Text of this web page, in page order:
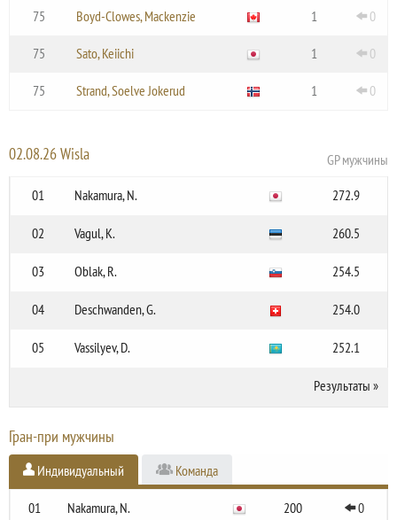
75 Boyd-Clowes, Mackenzie 1 0
75 Sato, Keiichi 1 0
75 Strand, Soelve Jokerud 1 0
02.08.26 Wisla
GP мужчины
01
Nakamura, N. 272.9
02 Vagul, K. 260.5
03 Oblak, R. 254.5
04 Deschwanden, G. 254.0
05 Vassilyev, D. 252.1
Результаты »
Гран-при мужчины
Индивидуальный Команда
01 Nakamura, N. 200 0